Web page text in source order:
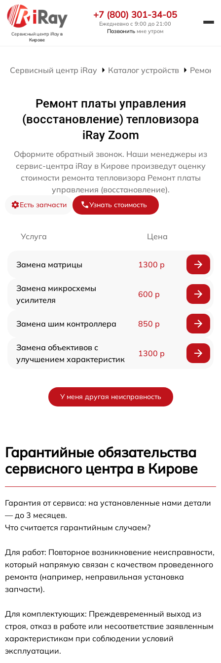
Сервисный центр iRayв
Кирове
+7 (800) 301-34-05
Ежедневно с 9:00 до 21:00
Позвонить мне утром
Сервисный центр iRay Каталог устройств Ремонт
Ремонт платы управления
(восстановление) тепловизора
iRay Zoom
Оформите обратный звонок. Наши менеджеры из
сервис-центра iRay в Кирове произведут оценку
стоимости ремонта тепловизора Ремонт платы
управления (восстановление).
Есть запчасти Узнать стоимость
Услуга Цена
Замена матрицы 1300 р
Замена микросхемы
усилителя
600 р
Замена шим контроллера 850 р
Замена объективов с
улучшением характеристик
1300 р
У меня другая неисправность
Гарантийные обязательства
сервисного центра в Кирове
Гарантия от сервиса: на установленные нами детали
— до 3 месяцев.
Что считается гарантийным случаем?
Для работ: Повторное возникновение неисправности,
который напрямую связан с качеством проведенного
ремонта (например, неправильная установка
запчасти).
Для комплектующих: Преждевременный выход из
строя, отказ в работе или несоответствие заявленным
характеристикам при соблюдении условий
эксплуатации.